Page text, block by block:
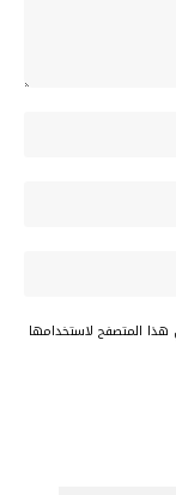
هذا المتصفح لاستخدامها